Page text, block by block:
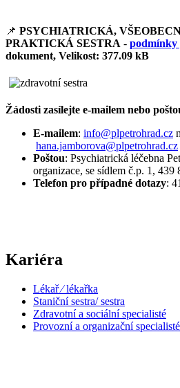
📌 PSYCHIATRICKÁ,
PRAKTICKÁ SESTRA -
dokument, Velikost: 377.09 kB
Žádosti zasílejte e-mailem nebo
E-mailem: info@plpetrohrad.cz
hana.jamborova@plpetrohrad.cz
Poštou: Psychiatrická léčebna
organizace, se sídlem č.p. 1, 439
Telefon pro případné dotazy:
Kariéra
Lékař ⁄ lékařka
Staniční sestra/ sestra
Zdravotní a sociální specialisté
Provozní a organizační specialisté